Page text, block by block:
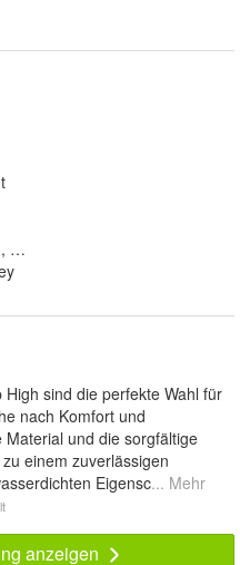
Grey
sind die perfekte Wahl für
nach Komfort und
und die sorgfältige
einem zuverlässigen
Eigensc... Mehr
anzeigen